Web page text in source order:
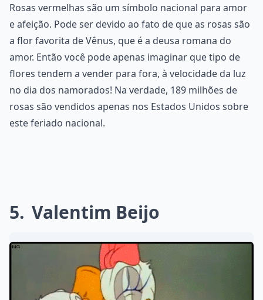
Rosas vermelhas são um símbolo nacional para amor
e afeição. Pode ser devido ao fato de que as rosas são
a flor favorita de Vênus, que é a deusa romana do
amor. Então você pode apenas imaginar que tipo de
flores tendem a vender para fora, à velocidade da luz
no dia dos namorados! Na verdade, 189 milhões de
rosas são vendidos apenas nos Estados Unidos sobre
este feriado nacional.
5 Valentim Beijo